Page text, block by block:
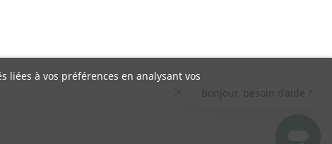
liées à vos préférences en analysant vos